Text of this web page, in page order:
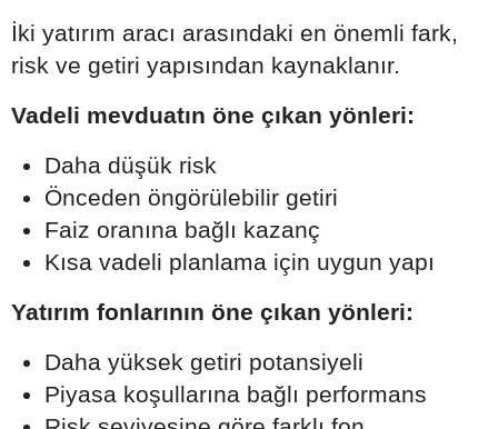
İki yatırım aracı arasındaki en önemli fark,
risk ve getiri yapısından kaynaklanır.
Vadeli mevduatın öne çıkan yönleri:
Daha düşük risk
Önceden öngörülebilir getiri
Faiz oranına bağlı kazanç
Kısa vadeli planlama için uygun yapı
Yatırım fonlarının öne çıkan yönleri:
Daha yüksek getiri potansiyeli
Piyasa koşullarına bağlı performans